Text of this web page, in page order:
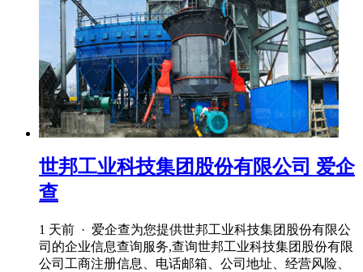
世邦工业科技集团股份有限公司 爱企
查
1 天前 · 爱企查为您提供世邦工业科技集团股份有限公
司的企业信息查询服务,查询世邦工业科技集团股份有限
公司工商注册信息、电话邮箱、公司地址、经营风险、